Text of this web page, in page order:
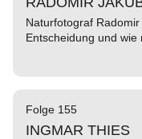
Naturfotograf
Entscheidung und
Folge 155
INGMAR THIES